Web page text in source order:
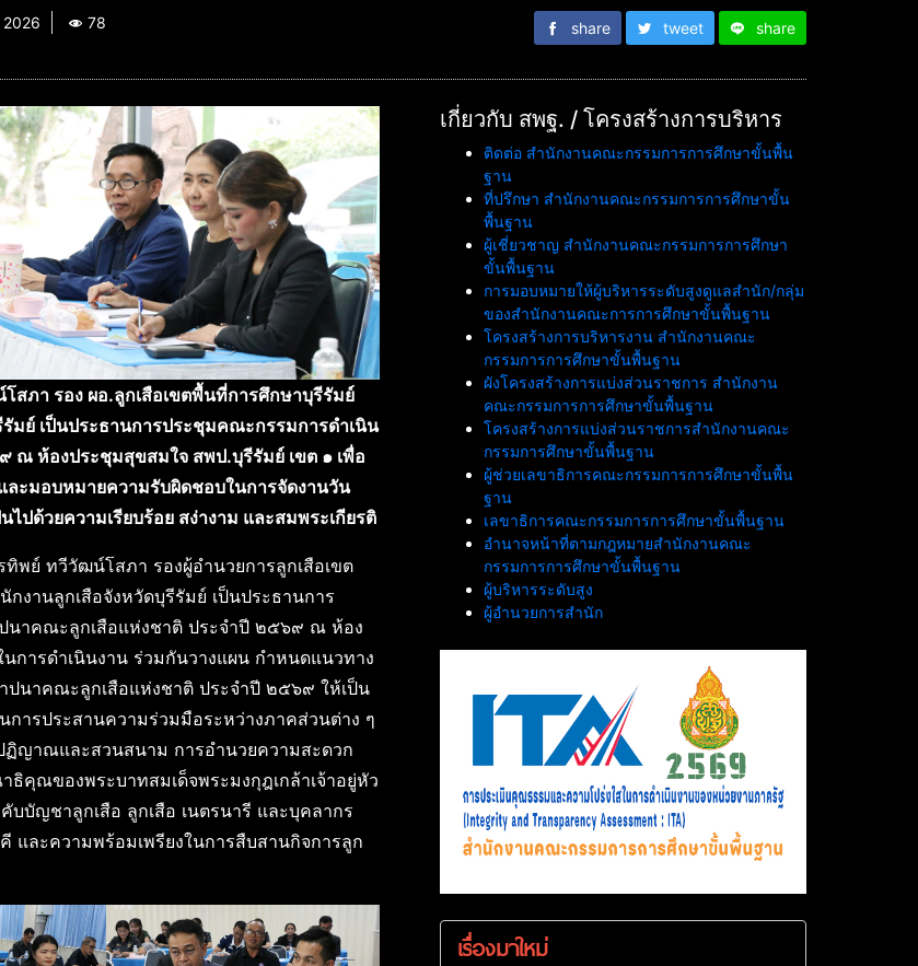
2026 78 share tweet share
สภา รอง ผอ.ลูกเสือเขตพื้นที่การศึกษาบุรีรัมย์
มย์ เป็นประธานการประชุมคณะกรรมการดำเนิน
ณ ห้องประชุมสุขสมใจ สพป.บุรีรัมย์ เขต ๑ เพื่อ
ละมอบหมายความรับผิดชอบในการจัดงานวัน
ปด้วยความเรียบร้อย สง่างาม และสมพระเกียรติ
พย์ ทวีวัฒน์โสภา รองผู้อำนวยการลูกเสือเขต
งานลูกเสือจังหวัดบุรีรัมย์ เป็นประธานการ
นาคณะลูกเสือแห่งชาติ ประจำปี ๒๕๖๙ ณ ห้อง
การดำเนินงาน ร่วมกันวางแผน กำหนดแนวทาง
นาคณะลูกเสือแห่งชาติ ประจำปี ๒๕๖๙ ให้เป็น
การประสานความร่วมมือระหว่างภาคส่วนต่าง ๆ
ญาณและสวนสนาม การอำนวยความสะดวก
คุณของพระบาทสมเด็จพระมงกุฎเกล้าเจ้าอยู่หัว
บบัญชาลูกเสือ ลูกเสือ เนตรนารี และบุคลากร
และความพร้อมเพรียงในการสืบสานกิจการลูก
เกี่ยวกับ สพฐ. / โครงสร้างการบริหาร
ติดต่อ สำนักงานคณะกรรมการการศึกษาขั้นพื้น
ฐาน
ที่ปรึกษา สำนักงานคณะกรรมการการศึกษาขั้น
พื้นฐาน
ผู้เชี่ยวชาญ สำนักงานคณะกรรมการการศึกษา
ขั้นพื้นฐาน
การมอบหมายให้ผู้บริหารระดับสูงดูแลสำนัก/กลุ่ม
ของสำนักงานคณะการการศึกษาขั้นพื้นฐาน
โครงสร้างการบริหารงาน สำนักงานคณะ
กรรมการการศึกษาขั้นพื้นฐาน
ผังโครงสร้างการแบ่งส่วนราชการ สำนักงาน
คณะกรรมการการศึกษาขั้นพื้นฐาน
โครงสร้างการแบ่งส่วนราชการสำนักงานคณะ
กรรมการศึกษาขั้นพื้นฐาน
ผู้ช่วยเลขาธิการคณะกรรมการการศึกษาขั้นพื้น
ฐาน
เลขาธิการคณะกรรมการการศึกษาขั้นพื้นฐาน
อำนาจหน้าที่ตามกฎหมายสำนักงานคณะ
กรรมการการศึกษาขั้นพื้นฐาน
ผู้บริหารระดับสูง
ผู้อำนวยการสำนัก
เรื่องมาใหม่